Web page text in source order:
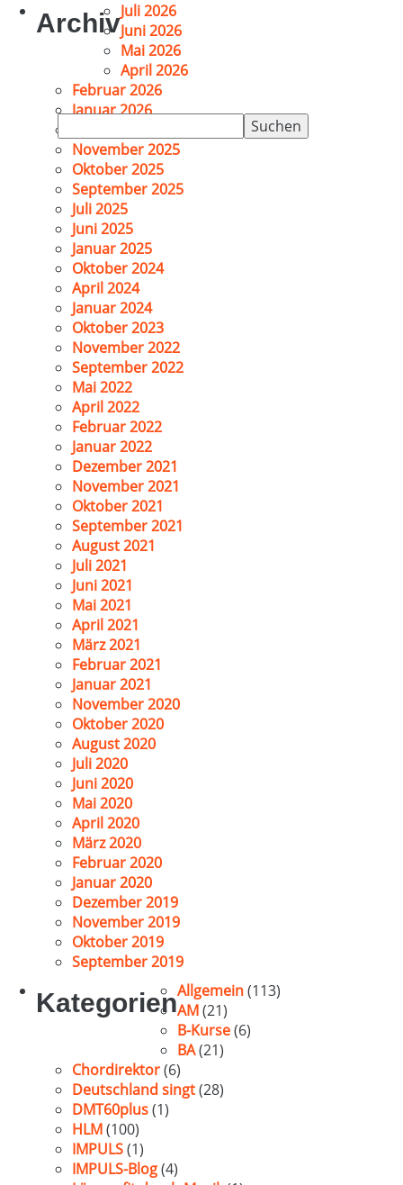
nach:
ArchivJuli 2026
Juni 2026
Mai 2026
April 2026
Februar 2026
Januar 2026
November 2025
Oktober 2025
September 2025
Juli 2025
Juni 2025
Januar 2025
Oktober 2024
April 2024
Januar 2024
Oktober 2023
November 2022
September 2022
Mai 2022
April 2022
Februar 2022
Januar 2022
Dezember 2021
November 2021
Oktober 2021
September 2021
August 2021
Juli 2021
Juni 2021
Mai 2021
April 2021
März 2021
Februar 2021
Januar 2021
November 2020
Oktober 2020
August 2020
Juli 2020
Juni 2020
Mai 2020
April 2020
März 2020
Februar 2020
Januar 2020
Dezember 2019
November 2019
Oktober 2019
September 2019
KategorienAllgemein(113)
AM(21)
B-Kurse(6)
BA(21)
Chordirektor(6)
Deutschland singt(28)
DMT60plus(1)
HLM(100)
IMPULS(1)
IMPULS-Blog(4)